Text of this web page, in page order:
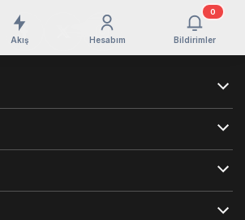
Akış Hesabım Bildirimler
0